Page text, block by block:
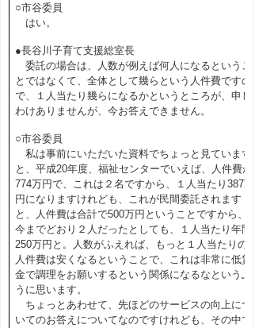
○市谷委員
はい。
●長谷川子育て支援総室長
委託の場合は、人数が例えば何人になるというこ
とではなくて、全体として幾らという人件費ですの
で、１人当たり幾らになるかというところが、申し
わけありませんが、今お答えできません。
○市谷委員
私は事前にいただいた資料でちょっと見ています
と、平成20年度、福祉センターでいえば、人件費が
774万円で、これは２名ですから、１人当たり387万
円になりますけれども、これが民間委託されます
と、人件費は合計で500万円ということですから、
今までどおり２人だったとしても、１人当たり年間
250万円と。人数がふえれば、もっと１人当たりの
人件費は安くなるということで、これは非常に低賃
金で調理をお願いするという関係になるなというふ
うに思います。
ちょっとあわせて、先ほどのサービスの向上につ
いてのお答えについてなのですけれども、その中で